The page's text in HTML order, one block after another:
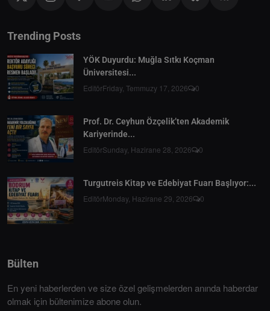
Trending Posts
YÖK Duyurdu: Muğla Sıtkı Koçman
Üniversitesi...
EditörFriday, Temmuzy 17, 2026 0
Prof. Dr. Ceyhun Özçelik’ten Akademik
Kariyerinde...
EditörSunday, Hazirane 28, 2026 0
Turgutreis Kitap ve Edebiyat Fuarı Başlıyor:...
EditörMonday, Hazirane 29, 2026 0
Bülten
En yeni haberlerden ve size özel gelişmelerden anında haberdar
olmak için bültenimize abone olun.